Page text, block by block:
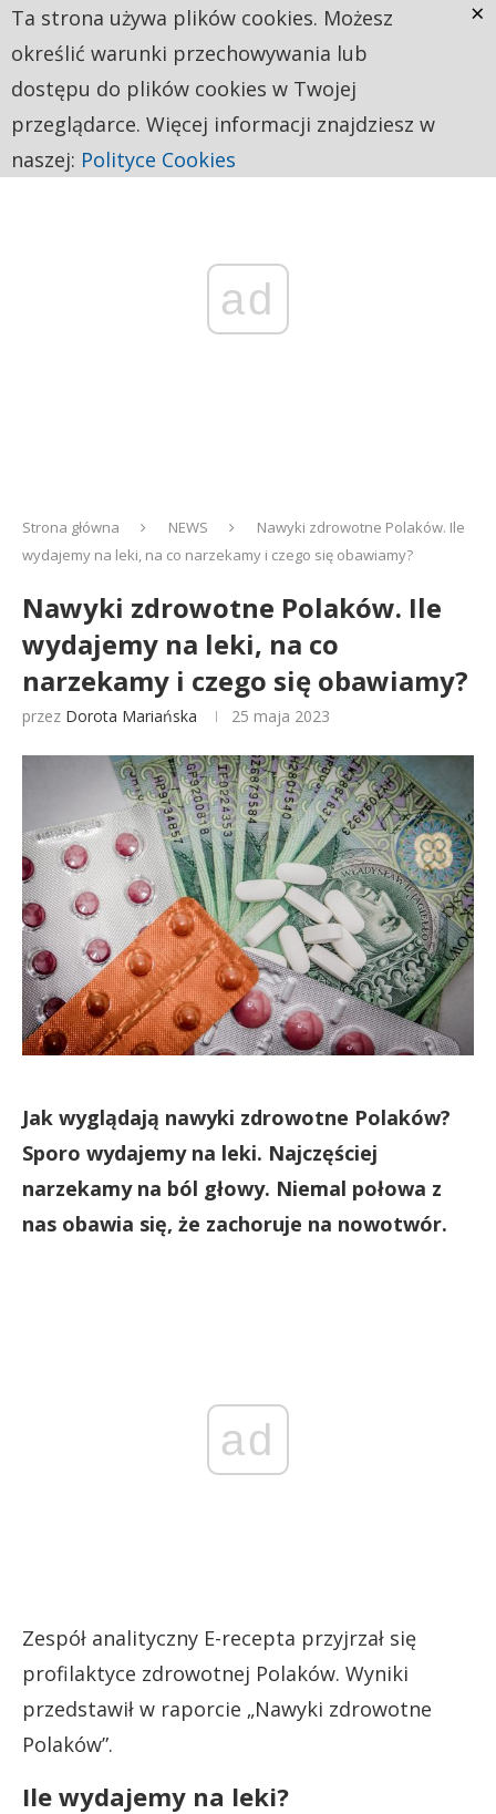
ad
Strona główna NEWS
Nawyki zdrowotne Polaków. Ile
wydajemy na leki, na co narzekamy i czego się obawiamy?
Nawyki zdrowotne Polaków. Ile
wydajemy na leki, na co
narzekamy i czego się obawiamy?
przez Dorota Mariańska 25 maja 2023
Jak wyglądają nawyki zdrowotne Polaków?
Sporo wydajemy na leki. Najczęściej
narzekamy na ból głowy. Niemal połowa z
nas obawia się, że zachoruje na nowotwór.
ad
Zespół analityczny E-recepta przyjrzał się
profilaktyce zdrowotnej Polaków. Wyniki
przedstawił w raporcie „Nawyki zdrowotne
Polaków”.
Ile wydajemy na leki?
Ta strona używa plików cookies. Możesz
określić warunki przechowywania lub
dostępu do plików cookies w Twojej
przeglądarce. Więcej informacji znajdziesz w
naszej: Polityce Cookies
×